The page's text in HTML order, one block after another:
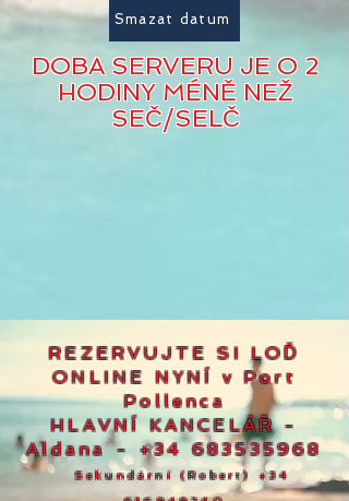
Smazat datum
DOBA SERVERU JE O 2
HODINY MÉNĚ NEŽ
SEČ/SELČ
REZERVUJTE SI LOĎ
ONLINE NYNÍ v Port
Pollenca
HLAVNÍ KANCELÁŘ -
Aldana- +34 683535968
Sekundární (Robert) +34